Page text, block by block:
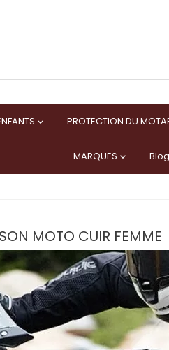
 PROTECTION DU
MARQUES  Blog
MOTO CUIR FEMME